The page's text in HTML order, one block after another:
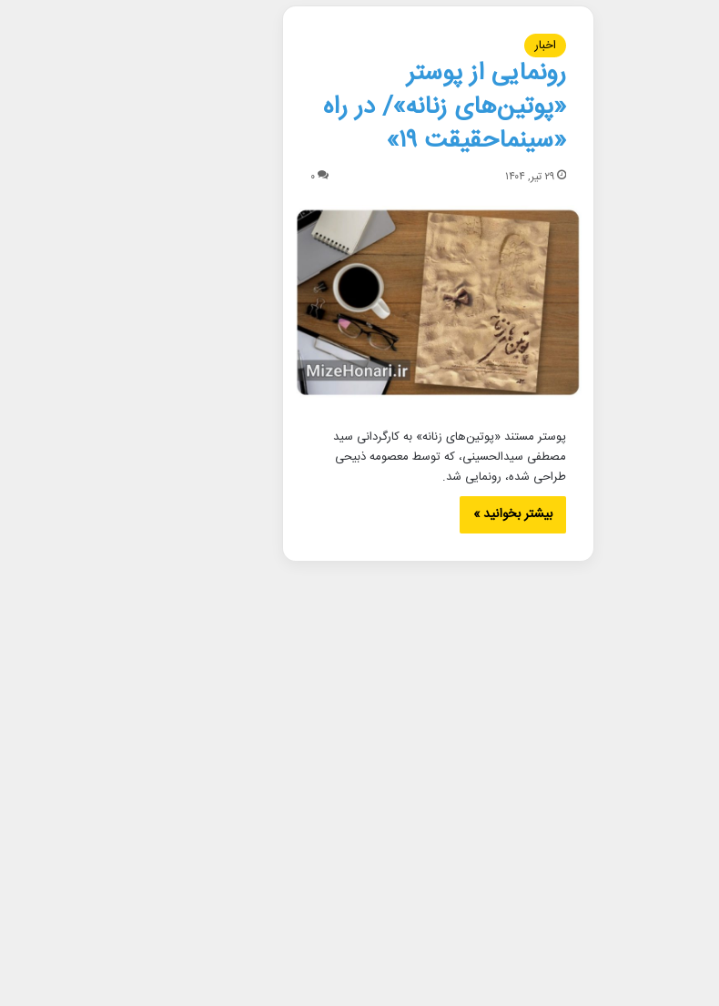
اخبار
رونمایی از پوستر
«پوتین‌های زنانه»/ در راه
«سینماحقیقت ۱۹»
۲۹ تیر, ۱۴۰۴ ۰
پوستر مستند «پوتین‌های زنانه» به کارگردانی سید
مصطفی سیدالحسینی، که توسط معصومه ذبیحی
طراحی شده، رونمایی شد.
بیشتر بخوانید »